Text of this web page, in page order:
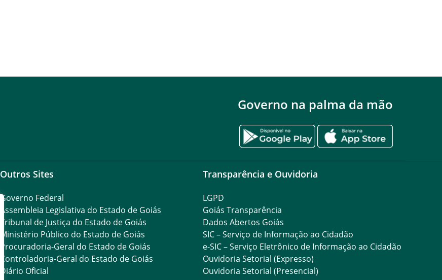
Governo na palma da mão
Outros Sites
Governo Federal
Assembleia Legislativa do Estado de Goiás
Tribunal de Justiça do Estado de Goiás
Ministério Público do Estado de Goiás
Procuradoria-Geral do Estado de Goiás
Controladoria-Geral do Estado de Goiás
Diário Oficial
Transparência e Ouvidoria
LGPD
Goiás Transparência
Dados Abertos Goiás
SIC – Serviço de Informação ao Cidadão
e-SIC – Serviço Eletrônico de Informação ao Cidadão
Ouvidoria Setorial (Expresso)
Ouvidoria Setorial (Presencial)